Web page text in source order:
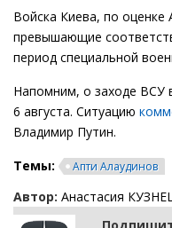
Войска Киева, по оценке
превышающие
период специальной
Напомним, о заходе ВСУ
6 августа. Ситуацию
Владимир Путин.
Темы:
Апти Алаудинов
Автор: Анастасия